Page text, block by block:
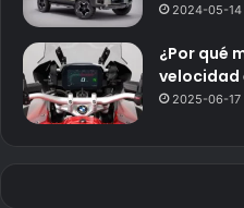
2024-05-14
¿Por qué
velocidad
2025-06-17